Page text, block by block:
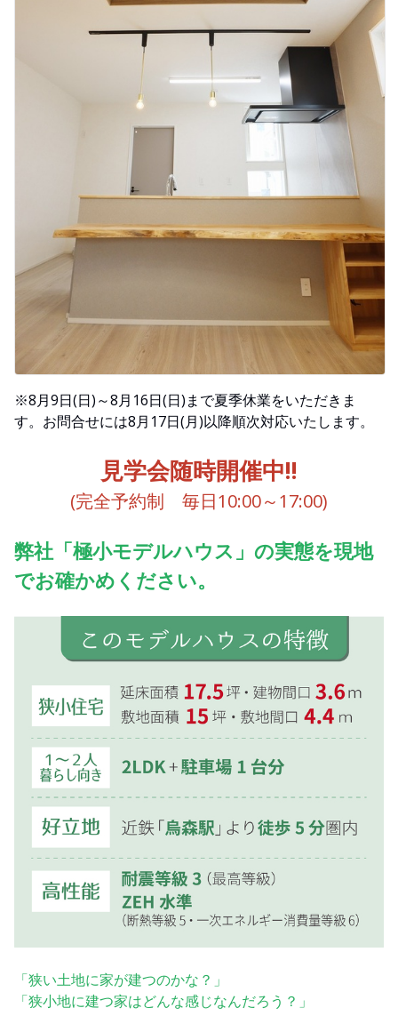
※8月9日(日)～8月16日(日)まで夏季休業をいただきま
す。お問合せには8月17日(月)以降順次対応いたします。
見学会随時開催中!!
(完全予約制 毎日10:00～17:00)
弊社「極小モデルハウス」の実態を現地
でお確かめください。
「狭い土地に家が建つのかな？」
「狭小地に建つ家はどんな感じなんだろう？」